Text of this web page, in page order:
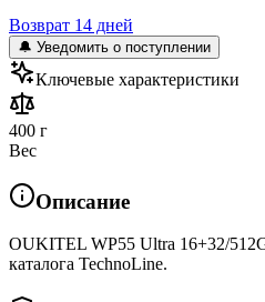
Возврат 14 дней
🔔 Уведомить о поступлении
Ключевые характеристики
400 г
Вес
Описание
OUKITEL WP55 Ultra 16+32/
каталога TechnoLine.